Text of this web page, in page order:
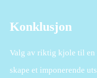
Konklusjon
Valg av riktig kjole til en
skape et imponerende